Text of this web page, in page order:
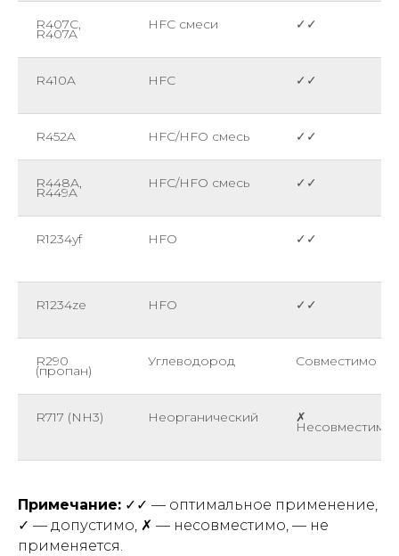
R407C,
R407A
HFC смеси ✓✓
R410A HFC ✓✓
R452A HFC/HFO смесь ✓✓
R448A,
R449A
HFC/HFO смесь ✓✓
R1234yf HFO ✓✓
R1234ze HFO ✓✓
R290
(пропан)
Углеводород Совместимо
R717 (NH3) Неорганический ✗
Несовместимо
Примечание: ✓✓ — оптимальное применение,
✓ — допустимо, ✗ — несовместимо, — не
применяется.